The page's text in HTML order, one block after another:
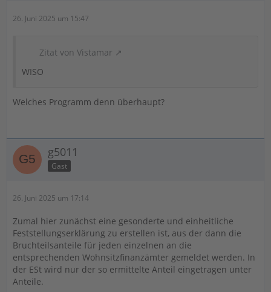
26. Juni 2025 um 15:47
Zitat von Vistamar
WISO
Welches Programm denn überhaupt?
g5011
Gast
26. Juni 2025 um 17:14
Zumal hier zunächst eine gesonderte und einheitliche
Feststellungserklärung zu erstellen ist, aus der dann die
Bruchteilsanteile für jeden einzelnen an die
entsprechenden Wohnsitzfinanzämter gemeldet werden. In
der ESt wird nur der so ermittelte Anteil eingetragen unter
Anteile.